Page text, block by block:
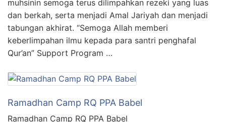
muhsinin semoga terus dilimpahkan rezeki yang luas
dan berkah, serta menjadi Amal Jariyah dan menjadi
tabungan akhirat. “Semoga Allah memberi
keberlimpahan ilmu kepada para santri penghafal
Qur’an” Support Program …
Ramadhan Camp RQ PPA Babel
Ramadhan Camp RQ PPA Babel